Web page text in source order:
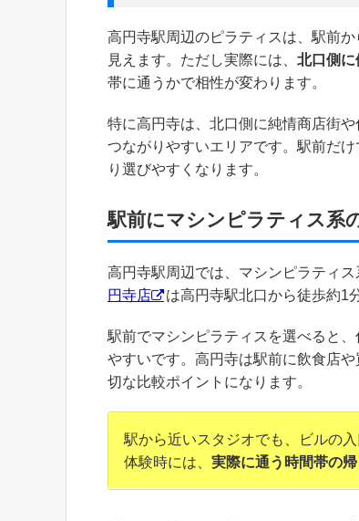
高円寺駅周辺のピラティスは、駅前
見えます。ただし実際には、 北口側に
帯に通うかで相性が変わります。
特に高円寺は、北口側に純情商店街
つながりやすいエリアです。駅前だ
り選びやすくなります。
駅前にマシンピラティス系
高円寺駅周辺では、マシンピラティ
円寺店
は高円寺駅北口から徒歩約1分
駅前でマシンピラティスを選べると
やすいです。高円寺は駅前に飲食店や
切な比較ポイントになります。
駅から近いスタジオでも、ビルの
体験時には、 実際に通う時間帯の